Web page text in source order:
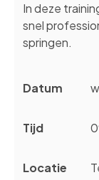
In deze
snel
springen.
Datum
Tijd
Locatie